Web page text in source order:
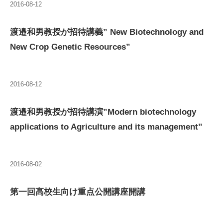
2016-08-12
渡邉和男教授が招待講義” New Biotechnology and
New Crop Genetic Resources”
2016-08-12
渡邉和男教授が招待講演”Modern biotechnology
applications to Agriculture and its management”
2016-08-02
第一回高校生向け重点公開講座開講